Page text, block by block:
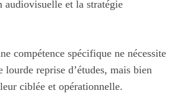
audiovisuelle et la stratégie
compétence spécifique ne nécessite
lourde reprise d’études, mais bien
ciblée et opérationnelle.